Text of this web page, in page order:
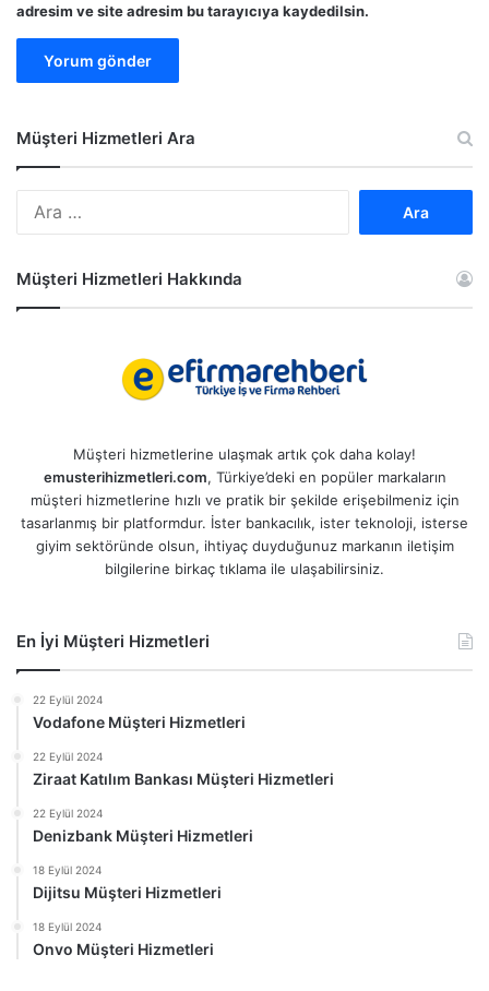
adresim ve site adresim bu tarayıcıya kaydedilsin.
Müşteri Hizmetleri Ara
Müşteri Hizmetleri Hakkında
Müşteri hizmetlerine ulaşmak artık çok daha kolay!
emusterihizmetleri.com, Türkiye’deki en popüler markaların
müşteri hizmetlerine hızlı ve pratik bir şekilde erişebilmeniz için
tasarlanmış bir platformdur. İster bankacılık, ister teknoloji, isterse
giyim sektöründe olsun, ihtiyaç duyduğunuz markanın iletişim
bilgilerine birkaç tıklama ile ulaşabilirsiniz.
En İyi Müşteri Hizmetleri
22 Eylül 2024
Vodafone Müşteri Hizmetleri
22 Eylül 2024
Ziraat Katılım Bankası Müşteri Hizmetleri
22 Eylül 2024
Denizbank Müşteri Hizmetleri
18 Eylül 2024
Dijitsu Müşteri Hizmetleri
18 Eylül 2024
Onvo Müşteri Hizmetleri